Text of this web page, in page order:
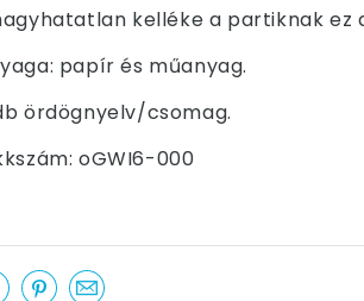
kelléke a partiknak ez
papír és műanyag.
ördögnyelv/csomag.
oGWI6-000